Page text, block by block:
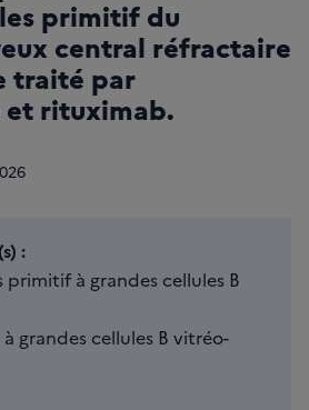
primitif du
central réfractaire
traité par
rituximab.
:
à grandes cellules B
grandes cellules B vitréo-